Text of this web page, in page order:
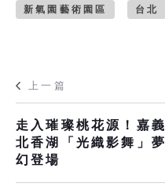
新氣園藝術園區 台北
上一篇
走入璀璨桃花源！嘉義
北香湖「光織影舞」夢
幻登場